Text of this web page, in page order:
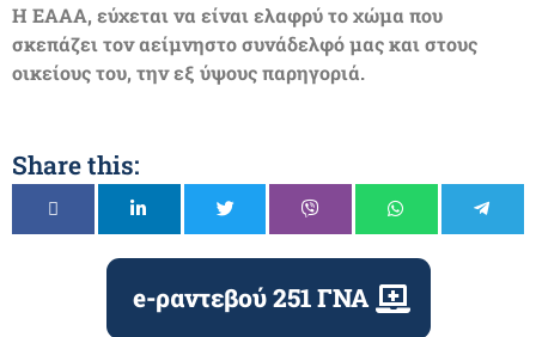
Η ΕΑΑΑ, εύχεται να είναι ελαφρύ το χώμα που
σκεπάζει τον αείμνηστο συνάδελφό μας και στους
οικείους του, την εξ ύψους παρηγοριά.
Share this:
e-ραντεβού 251 ΓΝΑ